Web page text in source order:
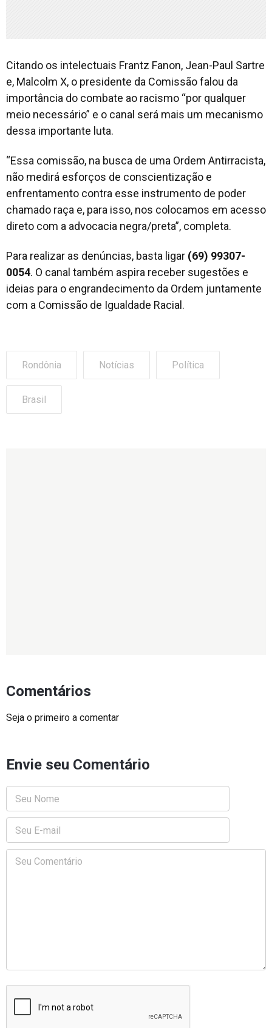
Citando os intelectuais Frantz Fanon, Jean-Paul Sartre
e, Malcolm X, o presidente da Comissão falou da
importância do combate ao racismo “por qualquer
meio necessário” e o canal será mais um mecanismo
dessa importante luta.
“Essa comissão, na busca de uma Ordem Antirracista,
não medirá esforços de conscientização e
enfrentamento contra esse instrumento de poder
chamado raça e, para isso, nos colocamos em acesso
direto com a advocacia negra/preta”, completa.
Para realizar as denúncias, basta ligar (69) 99307-
0054. O canal também aspira receber sugestões e
ideias para o engrandecimento da Ordem juntamente
com a Comissão de Igualdade Racial.
Rondônia Notícias Política
Brasil
Comentários
Seja o primeiro a comentar
Envie seu Comentário